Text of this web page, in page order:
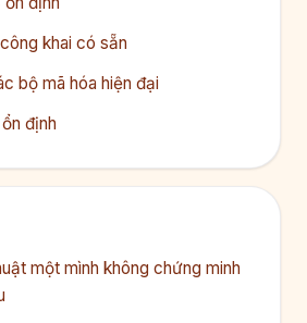
khai có sẵn
bộ mã hóa hiện đại
định
một mình không chứng minh